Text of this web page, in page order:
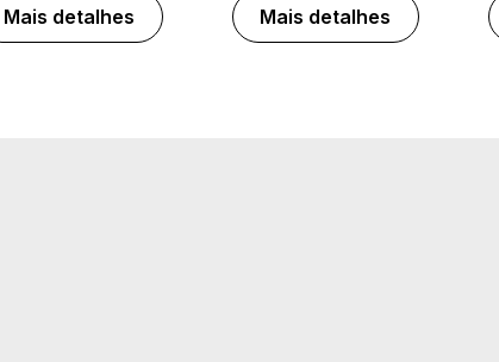
Mais detalhes Mais detalhes